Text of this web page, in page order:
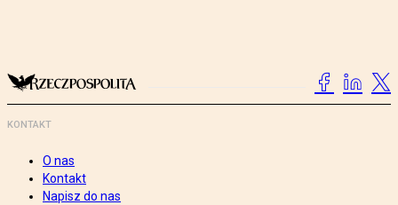
KONTAKT
O nas
Kontakt
Napisz do nas